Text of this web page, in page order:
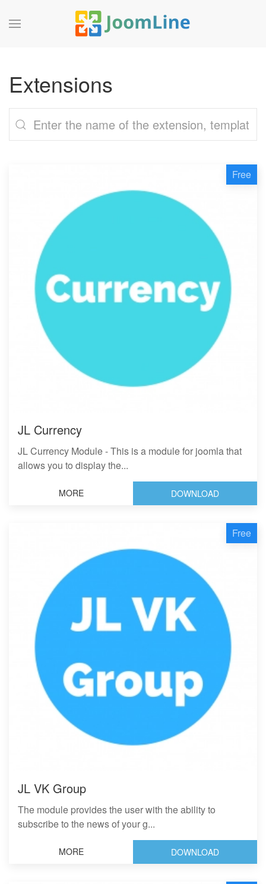
Extensions
Free
JL Currency
JL Currency Module - This is a module for joomla that
allows you to display the...
MORE DOWNLOAD
Free
JL VK Group
The module provides the user with the ability to
subscribe to the news of your g...
MORE DOWNLOAD